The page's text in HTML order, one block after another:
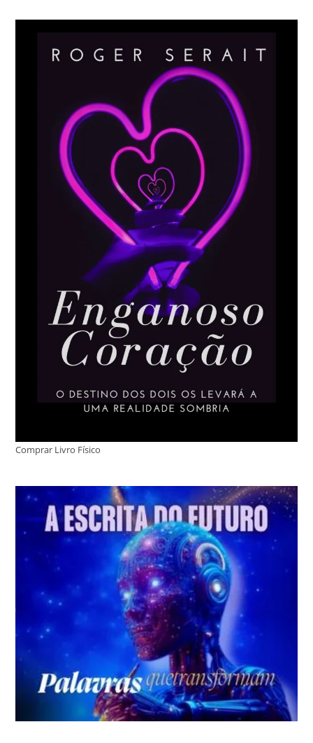
Comprar Livro Físico